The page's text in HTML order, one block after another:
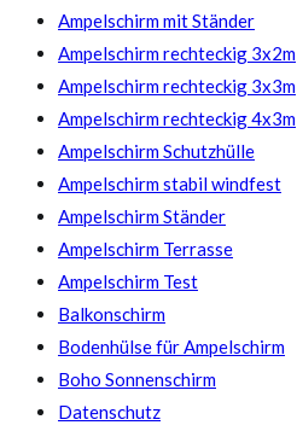
Ampelschirm mit Ständer
Ampelschirm rechteckig 3x2m
Ampelschirm rechteckig 3x3m
Ampelschirm rechteckig 4x3m
Ampelschirm Schutzhülle
Ampelschirm stabil windfest
Ampelschirm Ständer
Ampelschirm Terrasse
Ampelschirm Test
Balkonschirm
Bodenhülse für Ampelschirm
Boho Sonnenschirm
Datenschutz